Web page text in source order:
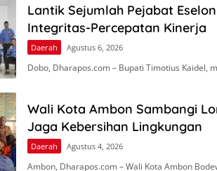
Lantik Sejumlah Pejabat
Integritas-Percepatan Kinerja
Daerah Agustus 6, 2026
Dobo, Dharapos.com – Bupati Timotius Kaidel,
Wali Kota Ambon Sambangi
Jaga Kebersihan Lingkungan
Daerah Agustus 4, 2026
Ambon, Dharapos.com – Wali Kota Ambon